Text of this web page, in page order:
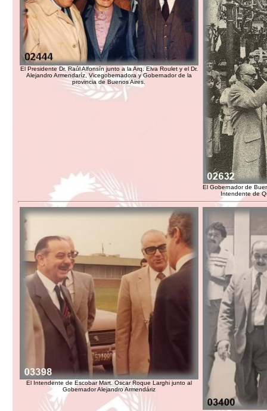
El Presidente Dr. Raúl Alfonsín junto a la Arq. Elva Roulet y el Dr.
Alejandro Armendaríz, Vicegobernadora y Gobernador de la
provincia de Buenos Aires.
El Gobernador de
Intendente de
El Intendente de Escobar Mart. Oscar Roque Larghi junto al
Gobernador Alejandro Armendáriz